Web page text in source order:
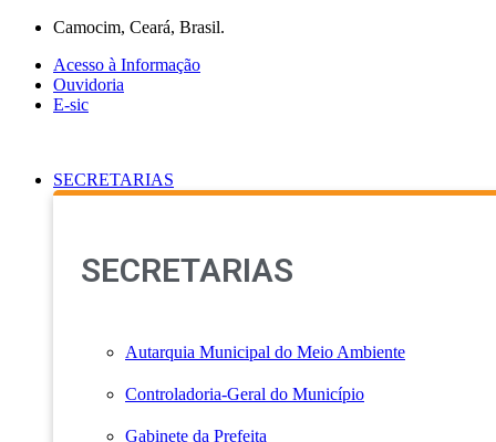
conteúdo
Camocim, Ceará, Brasil.
Acesso à Informação
Ouvidoria
E-sic
SECRETARIAS
SECRETARIAS
Autarquia Municipal do Meio Ambiente
Controladoria-Geral do Município
Gabinete da Prefeita